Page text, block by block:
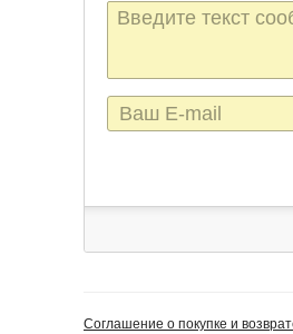
Текст
сообщения
E-
mail
Соглашение о покупке и